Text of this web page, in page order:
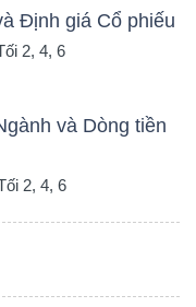
Định giá Cổ phiếu
2, 4, 6
và Dòng tiền
2, 4, 6